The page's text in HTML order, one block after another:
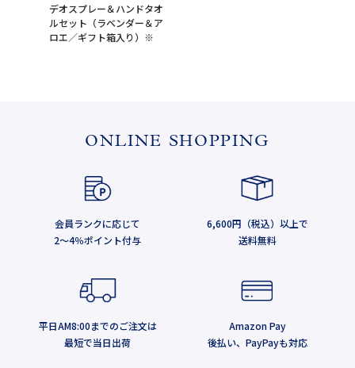
デオスプレー＆ハンドタオ
ルセット（ラベンダー＆ア
ロエ／ギフト箱入り）※
ONLINE SHOPPING
会員ランクに応じて
2～4％ポイント付与
6,600円（税込）以上で
送料無料
平日AM8:00までのご注文は
最短で当日出荷
Amazon Pay
後払い、PayPayも対応